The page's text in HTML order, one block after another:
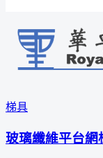
梯具
玻璃纖維平台網